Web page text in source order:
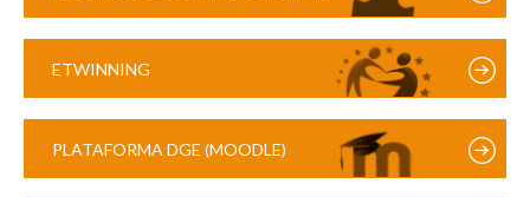
ETWINNING
PLATAFORMA DGE (MOODLE)